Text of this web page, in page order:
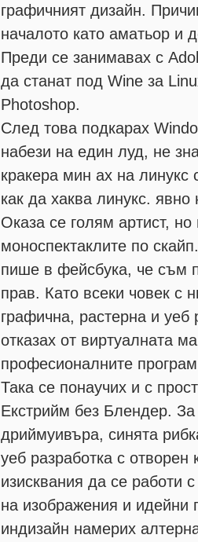
графичният дизайн.
началото като аматьор и
Преди се занимавах с
да станат под Wine за
Photoshop.
След това подкарах
набези на един луд, не
кракера мин ах на
как да хаква линукс.
Оказа се голям артист,
моноспектаклите по
пише в фейсбука, че съм
прав. Като всеки човек с
графична, растерна и
отказах от виртуалната
професионалните
Така се понаучих и с
Екстрийм без Блендер. За
дриймуивъра, синята
уеб разработка с
изисквания да се работи
на изображения и идейни
индизайн намерих